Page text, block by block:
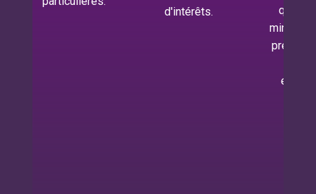
quelques
très bonne
nous donne
donc
l’occasion
plus sur